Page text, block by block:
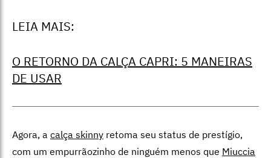
LEIA MAIS:
O RETORNO DA CALÇA CAPRI: 5 MANEIRAS
DE USAR
Agora, a calça skinny retoma seu status de prestígio,
com um empurrãozinho de ninguém menos que Miuccia